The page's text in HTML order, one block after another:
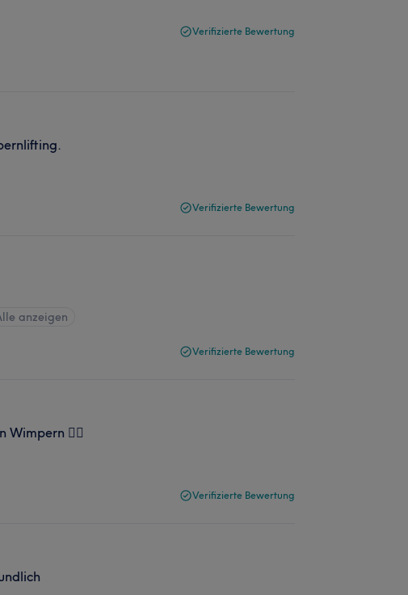
Verifizierte Bewertung
Verifizierte Bewertung
anzeigen
Verifizierte Bewertung
👍🏻
Verifizierte Bewertung